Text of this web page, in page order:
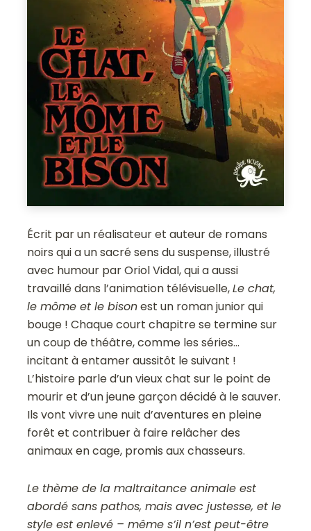
Écrit par un réalisateur et auteur de romans
noirs qui a un sacré sens du suspense, illustré
avec humour par Oriol Vidal, qui a aussi
travaillé dans l’animation télévisuelle,Le chat,
le môme et le bisonest un roman junior qui
bouge ! Chaque court chapitre se termine sur
un coup de théâtre, comme les séries…
incitant à entamer aussitôt le suivant !
L’histoire parle d’un vieux chat sur le point de
mourir et d’un jeune garçon décidé à le sauver.
Ils vont vivre une nuit d’aventures en pleine
forêt et contribuer à faire relâcher des
animaux en cage, promis aux chasseurs.
Le thème de la maltraitance animale est
abordé sans pathos, mais avec justesse, et le
style est enlevé – même s’il n’est peut-être